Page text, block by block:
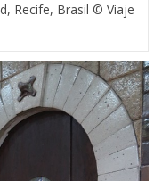
Recife, Brasil © Viaje